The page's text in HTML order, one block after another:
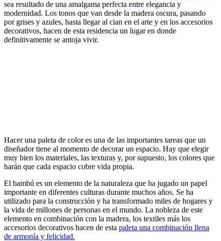
sea resultado de una amalgama perfecta entre elegancia y
modernidad. Los tonos que van desde la madera oscura, pasando
por grises y azules, hasta llegar al cian en el arte y en los accesorios
decorativos, hacen de esta residencia un lugar en donde
definitivamente se antoja vivir.
Hacer una paleta de color es una de las importantes tareas que un
diseñador tiene al momento de decorar un espacio. Hay que elegir
muy bien los materiales, las texturas y, por supuesto, los colores que
harán que cada espacio cobre vida propia.
El bambú es un elemento de la naturaleza que ha jugado un papel
importante en diferentes culturas durante muchos años. Se ha
utilizado para la construcción y ha transformado miles de hogares y
la vida de millones de personas en el mundo. La nobleza de este
elemento en combinación con la madera, los textiles más los
accesorios decorativos hacen de esta paleta una combinación llena
de armonía y felicidad.